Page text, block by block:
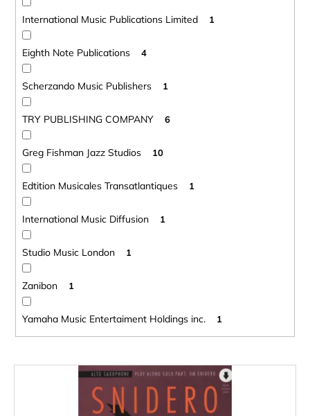
International Music Publications Limited 1
Eighth Note Publications 4
Scherzando Music Publishers 1
TRY PUBLISHING COMPANY 6
Greg Fishman Jazz Studios 10
Edtition Musicales Transatlantiques 1
International Music Diffusion 1
Studio Music London 1
Zanibon 1
Yamaha Music Entertaiment Holdings inc. 1